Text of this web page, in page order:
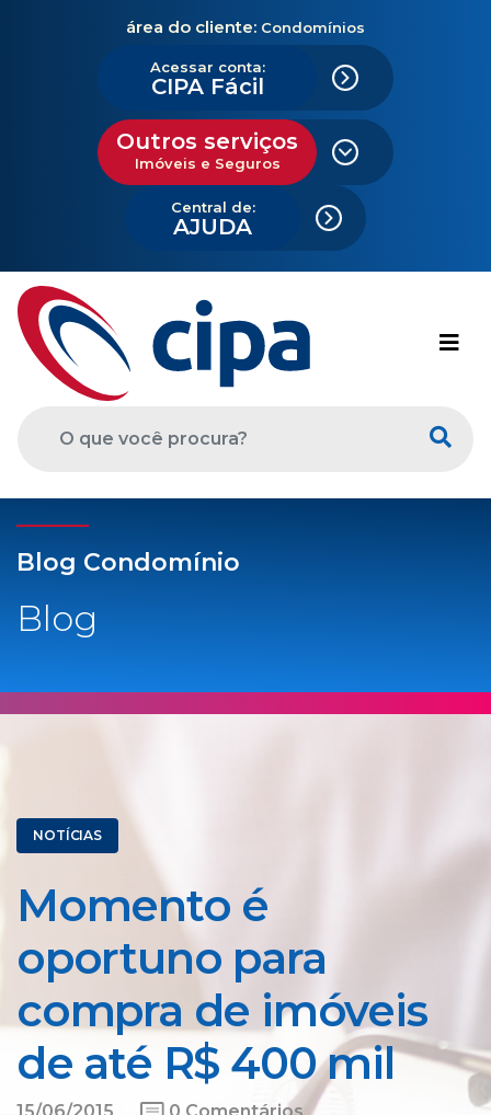
área do cliente: Condomínios
Acessar conta:
CIPA Fácil
Outros serviços
Imóveis e Seguros
Central de:
AJUDA
Blog Condomínio
Blog
NOTÍCIAS
Momento é
oportuno para
compra de imóveis
de até R$ 400 mil